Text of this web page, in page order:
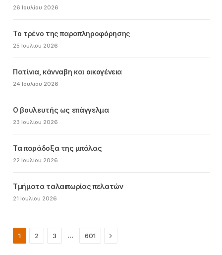
26 Ιουλίου 2026
Το τρένο της παραπληροφόρησης
25 Ιουλίου 2026
Πατίνια, κάνναβη και οικογένεια
24 Ιουλίου 2026
Ο βουλευτής ως επάγγελμα
23 Ιουλίου 2026
Τα παράδοξα της μπάλας
22 Ιουλίου 2026
Τμήματα ταλαιπωρίας πελατών
21 Ιουλίου 2026
1 2 3 … 601 Next